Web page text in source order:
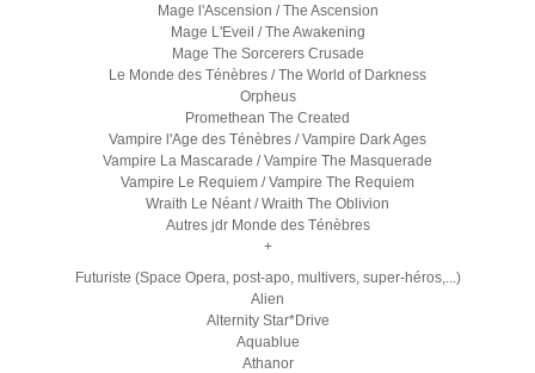
Mage l'Ascension / The Ascension
Mage L'Eveil / The Awakening
Mage The Sorcerers Crusade
Le Monde des Ténèbres / The World of Darkness
Orpheus
Promethean The Created
Vampire l'Age des Ténèbres / Vampire Dark Ages
Vampire La Mascarade / Vampire The Masquerade
Vampire Le Requiem / Vampire The Requiem
Wraith Le Néant / Wraith The Oblivion
Autres jdr Monde des Ténèbres
+
Futuriste (Space Opera, post-apo, multivers, super-héros,...)
Alien
Alternity Star*Drive
Aquablue
Athanor